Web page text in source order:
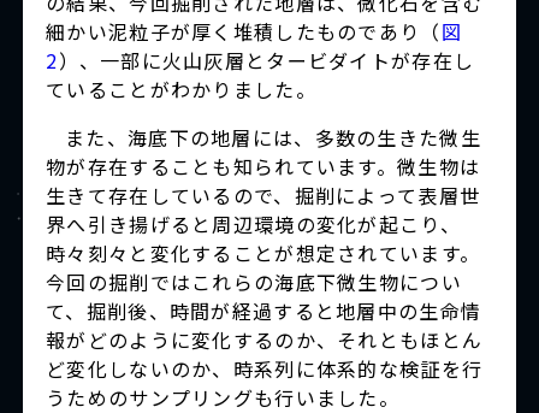
細かい泥粒子が厚く堆積したものであり（図
2）、一部に火山灰層とタービダイトが存在し
ていることがわかりました。
また、海底下の地層には、多数の生きた微生
物が存在することも知られています。微生物は
生きて存在しているので、掘削によって表層世
界へ引き揚げると周辺環境の変化が起こり、
時々刻々と変化することが想定されています。
今回の掘削ではこれらの海底下微生物につい
て、掘削後、時間が経過すると地層中の生命情
報がどのように変化するのか、それともほとん
ど変化しないのか、時系列に体系的な検証を行
うためのサンプリングも行いました。